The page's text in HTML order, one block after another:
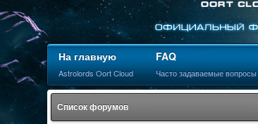
На главную
Astrolords Oort Cloud
FAQ
Часто задаваемые вопросы
Список форумов